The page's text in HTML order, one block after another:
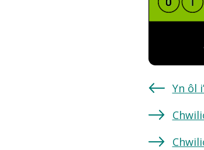
Yn ôl